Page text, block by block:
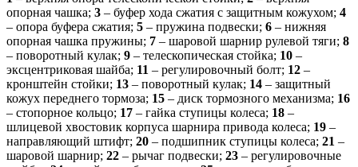
опорная чашка; 3 – буфер хода сжатия с защитным кожухом; 4
– опора буфера сжатия; 5 – пружина подвески; 6 – нижняя
опорная чашка пружины; 7 – шаровой шарнир рулевой тяги; 8
– поворотный кулак; 9 – телескопическая стойка; 10 –
эксцентриковая шайба; 11 – регулировочный болт; 12 –
кронштейн стойки; 13 – поворотный кулак; 14 – защитный
кожух переднего тормоза; 15 – диск тормозного механизма; 16
– стопорное кольцо; 17 – гайка ступицы колеса; 18 –
шлицевой хвостовик корпуса шарнира привода колеса; 19 –
направляющий штифт; 20 – подшипник ступицы колеса; 21 –
шаровой шарнир; 22 – рычаг подвески; 23 – регулировочные